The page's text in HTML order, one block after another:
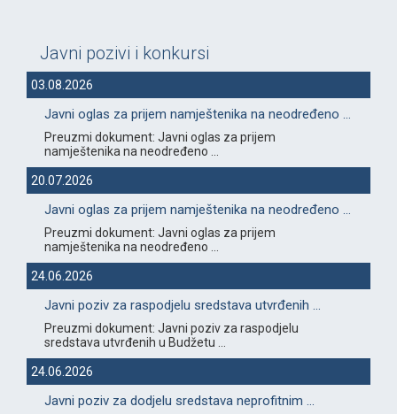
Javni pozivi i konkursi
03.08.2026
Javni oglas za prijem namještenika na neodređeno ...
Preuzmi dokument: Javni oglas za prijem
namještenika na neodređeno ...
20.07.2026
Javni oglas za prijem namještenika na neodređeno ...
Preuzmi dokument: Javni oglas za prijem
namještenika na neodređeno ...
24.06.2026
Javni poziv za raspodjelu sredstava utvrđenih ...
Preuzmi dokument: Javni poziv za raspodjelu
sredstava utvrđenih u Budžetu ...
24.06.2026
Javni poziv za dodjelu sredstava neprofitnim ...